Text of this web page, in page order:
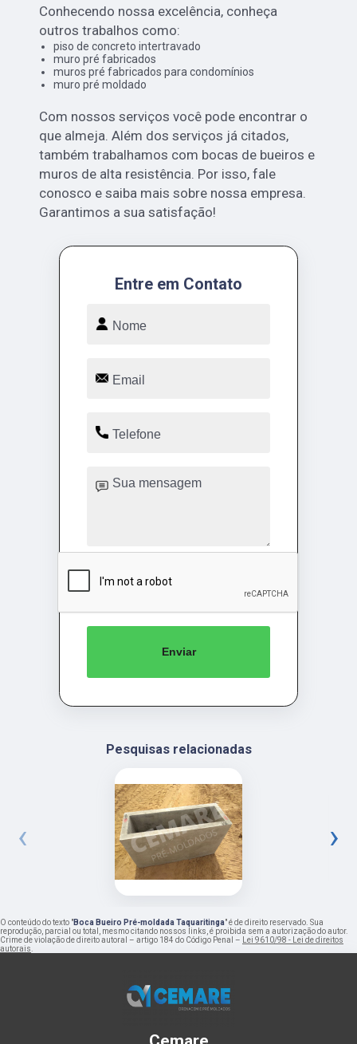
Conhecendo nossa excelência, conheça
outros trabalhos como:
piso de concreto intertravado
muro pré fabricados
muros pré fabricados para condomínios
muro pré moldado
Com nossos serviços você pode encontrar o
que almeja. Além dos serviços já citados,
também trabalhamos com bocas de bueiros e
muros de alta resistência. Por isso, fale
conosco e saiba mais sobre nossa empresa.
Garantimos a sua satisfação!
Entre em Contato
Enviar
Pesquisas relacionadas
‹ ›
O conteúdo do texto "Boca Bueiro Pré-moldada Taquaritinga" é de direito reservado. Sua
reprodução, parcial ou total, mesmo citando nossos links, é proibida sem a autorização do autor.
Crime de violação de direito autoral – artigo 184 do Código Penal – Lei 9610/98 - Lei de direitos
autorais.